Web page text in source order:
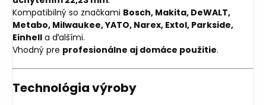
Kompatibilný so značkami Bosch, Makita, DeWALT,
Metabo, Milwaukee, YATO, Narex, Extol, Parkside,
Einhell a ďalšími.
Vhodný pre profesionálne aj domáce použitie.
Technológia výroby